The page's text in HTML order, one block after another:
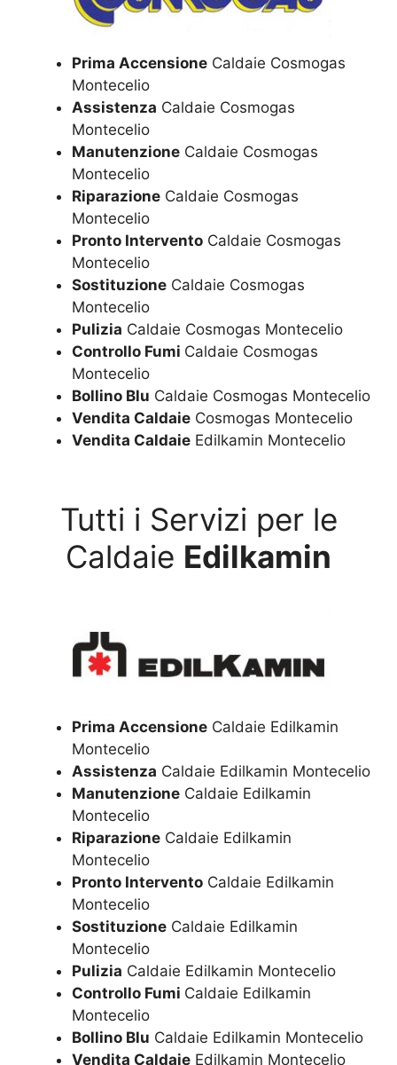
Prima Accensione Caldaie Cosmogas
Montecelio
Assistenza Caldaie Cosmogas
Montecelio
Manutenzione Caldaie Cosmogas
Montecelio
Riparazione Caldaie Cosmogas
Montecelio
Pronto Intervento Caldaie Cosmogas
Montecelio
Sostituzione Caldaie Cosmogas
Montecelio
Pulizia Caldaie Cosmogas Montecelio
Controllo Fumi Caldaie Cosmogas
Montecelio
Bollino Blu Caldaie Cosmogas Montecelio
Vendita Caldaie Cosmogas Montecelio
Vendita Caldaie Edilkamin Montecelio
Tutti i Servizi per le
Caldaie Edilkamin
Prima Accensione Caldaie Edilkamin
Montecelio
Assistenza Caldaie Edilkamin Montecelio
Manutenzione Caldaie Edilkamin
Montecelio
Riparazione Caldaie Edilkamin
Montecelio
Pronto Intervento Caldaie Edilkamin
Montecelio
Sostituzione Caldaie Edilkamin
Montecelio
Pulizia Caldaie Edilkamin Montecelio
Controllo Fumi Caldaie Edilkamin
Montecelio
Bollino Blu Caldaie Edilkamin Montecelio
Vendita Caldaie Edilkamin Montecelio